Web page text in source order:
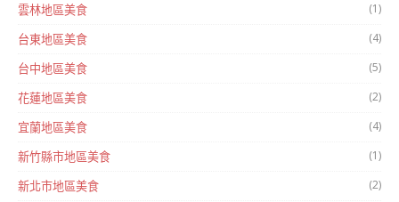
雲林地區美食 (1)
台東地區美食 (4)
台中地區美食 (5)
花蓮地區美食 (2)
宜蘭地區美食 (4)
新竹縣市地區美食 (1)
新北市地區美食 (2)